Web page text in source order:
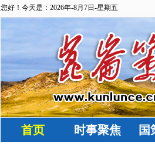
您好！今天是：2026年-8月7日-星期五
首页 时事聚焦 国